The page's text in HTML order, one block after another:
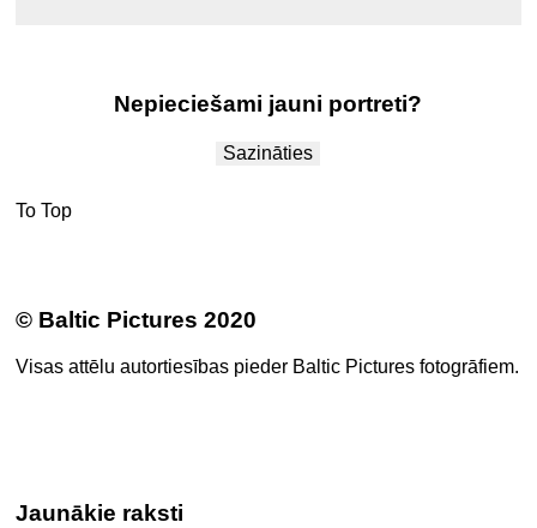
Nepieciešami jauni portreti?
Sazināties
To Top
© Baltic Pictures 2020
Visas attēlu autortiesības pieder Baltic Pictures fotogrāfiem.
Jaunākie raksti